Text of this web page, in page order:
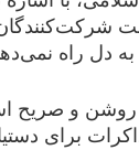
دل راه
تفاهم کاملا روشن
برای